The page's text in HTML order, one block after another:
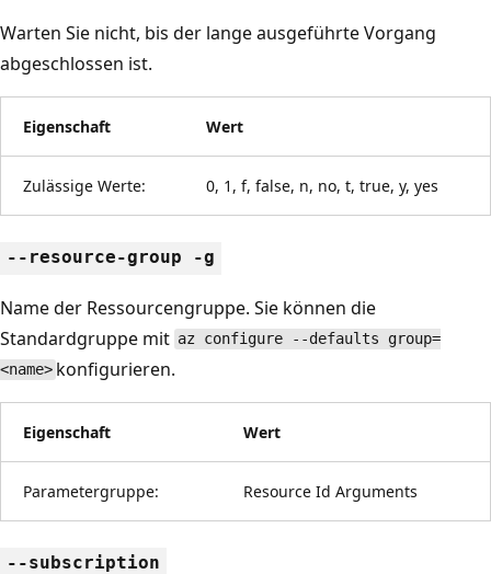
Warten Sie nicht, bis der lange ausgeführte Vorgang
abgeschlossen ist.
Eigenschaft Wert
Zulässige Werte: 0, 1, f, false, n, no, t, true, y, yes
--resource-group -g
Name der Ressourcengruppe. Sie können die
Standardgruppe mit az configure --defaults group=
<name> konfigurieren.
Eigenschaft Wert
Parametergruppe: Resource Id Arguments
--subscription